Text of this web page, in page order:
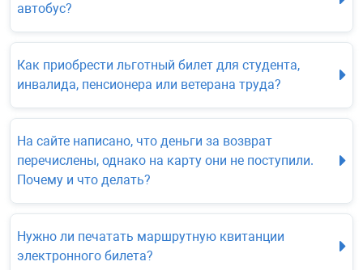
автобус?
Как приобрести льготный билет для студента,
инвалида, пенсионера или ветерана труда?
На сайте написано, что деньги за возврат
перечислены, однако на карту они не поступили.
Почему и что делать?
Нужно ли печатать маршрутную квитанции
электронного билета?